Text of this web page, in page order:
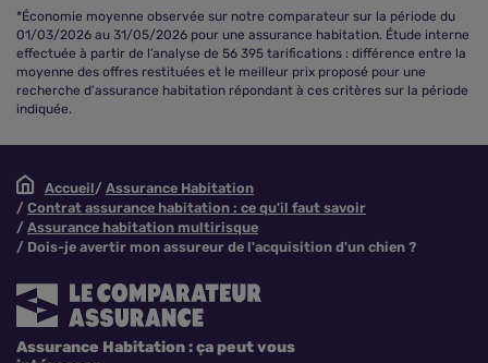
*Économie moyenne observée sur notre comparateur sur la période du
01/03/2026 au 31/05/2026 pour une assurance habitation. Étude interne
effectuée à partir de l’analyse de 56 395 tarifications : différence entre la
moyenne des offres restituées et le meilleur prix proposé pour une
recherche d'assurance habitation répondant à ces critères sur la période
indiquée.
Accueil
Assurance Habitation
Contrat assurance habitation : ce qu'il faut savoir
Assurance habitation multirisque
Dois-je avertir mon assureur de l'acquisition d'un chien ?
Assurance Habitation : ça peut vous